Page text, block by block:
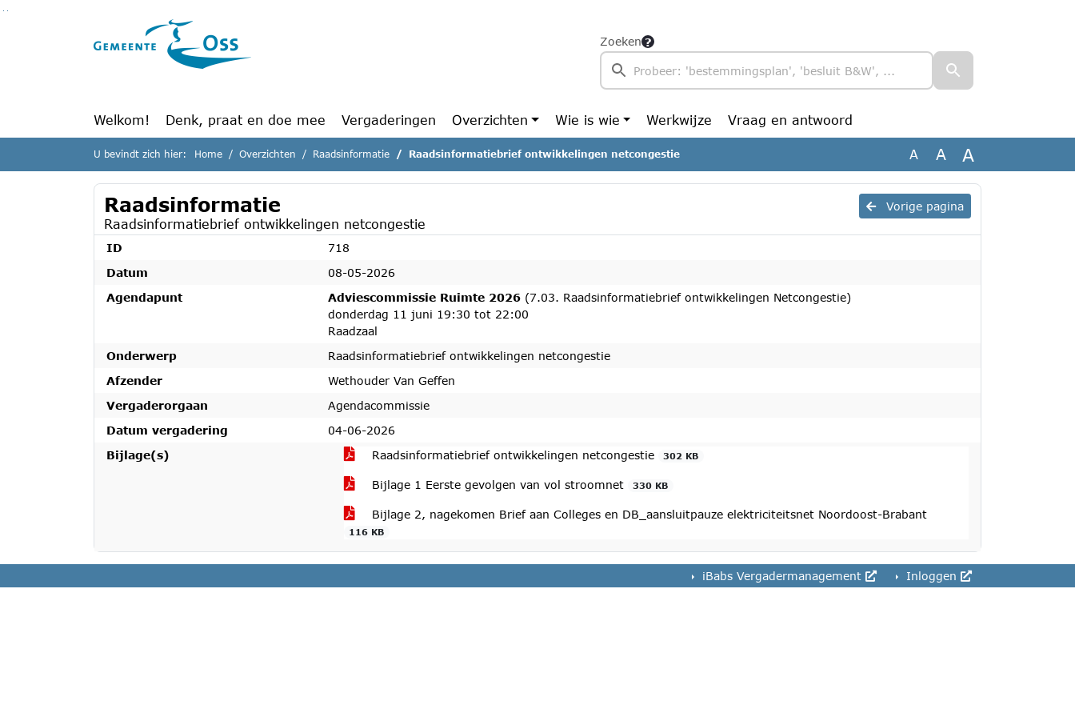
Ga naar de inhoud van deze pagina
Zoeken
Welkom! Denk, praat en doe mee Vergaderingen Overzichten Wie is wie Werkwijze Vraag en antwoord
U bevindt zich hier: Home Overzichten Raadsinformatie Raadsinformatiebrief ontwikkelingen netcongestie A A A
Vorige pagina
Raadsinformatie
Raadsinformatiebrief ontwikkelingen netcongestie
ID
718
Datum
08-05-2026
Agendapunt
Adviescommissie Ruimte 2026 (7.03. Raadsinformatiebrief ontwikkelingen Netcongestie)
donderdag 11 juni 19:30 tot 22:00
Raadzaal
Onderwerp
Raadsinformatiebrief ontwikkelingen netcongestie
Afzender
Wethouder Van Geffen
Vergaderorgaan
Agendacommissie
Datum vergadering
04-06-2026
Bijlage(s)
Raadsinformatiebrief ontwikkelingen netcongestie 302 KB
Bijlage 1 Eerste gevolgen van vol stroomnet 330 KB
Bijlage 2, nagekomen Brief aan Colleges en DB_aansluitpauze elektriciteitsnet Noordoost-Brabant
116 KB
iBabs Vergadermanagement Inloggen